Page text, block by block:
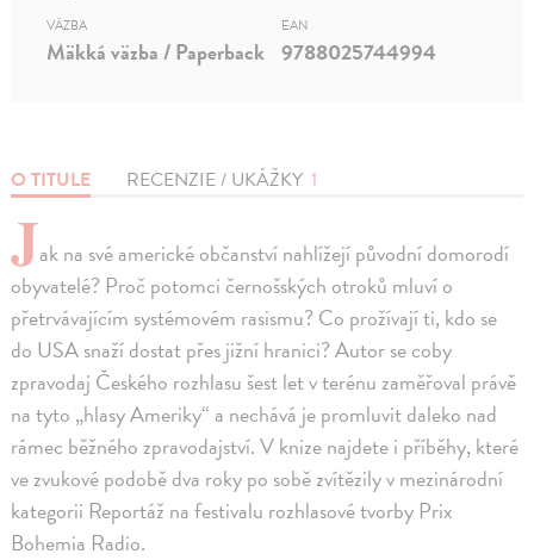
O TITULE RECENZIE / UKÁŽKY 1
Jak na své americké občanství nahlížejí původní domorodí
obyvatelé? Proč potomci černošských otroků mluví o
přetrvávajícím systémovém rasismu? Co prožívají ti, kdo se
do USA snaží dostat přes jižní hranici? Autor se coby
zpravodaj Českého rozhlasu šest let v terénu zaměřoval právě
na tyto „hlasy Ameriky“ a nechává je promluvit daleko nad
rámec běžného zpravodajství. V knize najdete i příběhy, které
ve zvukové podobě dva roky po sobě zvítězily v mezinárodní
kategorii Reportáž na festivalu rozhlasové tvorby Prix
Bohemia Radio.
VÄZBA
Mäkká väzba / Paperback
EAN
9788025744994